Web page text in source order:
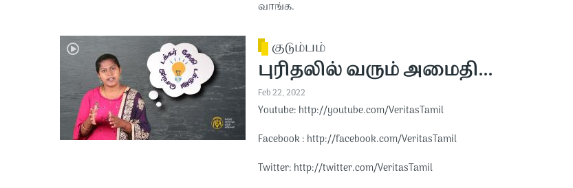
வாங்க.
குடும்பம்
புரிதலில் வரும் அமைதி...
Feb 22, 2022
Youtube: http://youtube.com/VeritasTamil​​
Facebook : http://facebook.com/VeritasTamil​​
Twitter: http://twitter.com/VeritasTamil​​